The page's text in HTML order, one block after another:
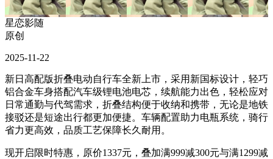
星恋影随
原创
2025-11-22
新日高配版折叠电动自行车全新上市，采用新国标设计，轻巧
铝合金车身搭配汽车级锂电池电芯，续航能力出色，轻松应对
日常通勤与代驾需求，折叠结构便于收纳和携带，无论是地铁
接驳还是短途出行都更加便捷。车辆配置助力电瓶系统，骑行
省力更高效，品质工艺保障长久耐用。
现开启限时特惠，原价1337元，叠加满999减300元与满1299减